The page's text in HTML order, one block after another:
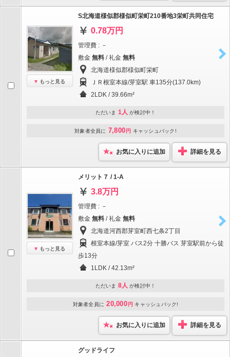
もっと見る
S北海道様似郡様似町栄町210番地3栄町共同住宅
0.78万円
管理費 : －
敷金 無料 / 礼金 無料
北海道様似郡様似町栄町
ＪＲ根室本線/芽室駅 車135分(137.0km)
2LDK / 39.66m²
ただいま 1人 が検討中！
対象者全員に 7,800 円 キャッシュバック!
お気に入りに追加 詳細を見る
もっと見る
メリット７ / 1-A
3.8万円
管理費 : －
敷金 無料 / 礼金 無料
北海道河西郡芽室町西七条2丁目
根室本線/芽室 バス2分 十勝バス 芽室駅前から徒
歩13分
1LDK / 42.13m²
ただいま 8人 が検討中！
対象者全員に 20,000 円 キャッシュバック!
お気に入りに追加 詳細を見る
グッドライフ